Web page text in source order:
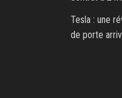
Tesla : une
de porte